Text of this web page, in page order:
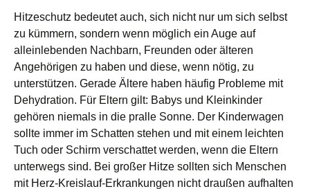
Hitzeschutz bedeutet auch, sich nicht nur um sich selbst
zu kümmern, sondern wenn möglich ein Auge auf
alleinlebenden Nachbarn, Freunden oder älteren
Angehörigen zu haben und diese, wenn nötig, zu
unterstützen. Gerade Ältere haben häufig Probleme mit
Dehydration. Für Eltern gilt: Babys und Kleinkinder
gehören niemals in die pralle Sonne. Der Kinderwagen
sollte immer im Schatten stehen und mit einem leichten
Tuch oder Schirm verschattet werden, wenn die Eltern
unterwegs sind. Bei großer Hitze sollten sich Menschen
mit Herz-Kreislauf-Erkrankungen nicht draußen aufhalten